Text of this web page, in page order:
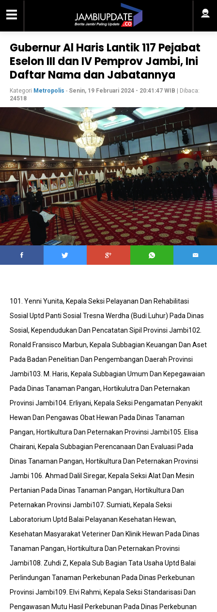
Gubernur Al Haris Lantik 117 Pejabat
Eselon III dan IV Pemprov Jambi, Ini
Daftar Nama dan Jabatannya
Kategori Metropolis - Senin, 19 Februari 2024 - 20:41:47 WIB | Dibaca:
24518
101. Yenni Yunita, Kepala Seksi Pelayanan Dan Rehabilitasi
Sosial Uptd Panti Sosial Tresna Werdha (Budi Luhur) Pada Dinas
Sosial, Kependudukan Dan Pencatatan Sipil Provinsi Jambi102.
Ronald Fransisco Marbun, Kepala Subbagian Keuangan Dan Aset
Pada Badan Penelitian Dan Pengembangan Daerah Provinsi
Jambi103. M. Haris, Kepala Subbagian Umum Dan Kepegawaian
Pada Dinas Tanaman Pangan, Hortikulutra Dan Peternakan
Provinsi Jambi104. Erliyani, Kepala Seksi Pengamatan Penyakit
Hewan Dan Pengawas Obat Hewan Pada Dinas Tanaman
Pangan, Hortikultura Dan Peternakan Provinsi Jambi105. Elisa
Chairani, Kepala Subbagian Perencanaan Dan Evaluasi Pada
Dinas Tanaman Pangan, Hortikultura Dan Peternakan Provinsi
Jambi 106. Ahmad Dalil Siregar, Kepala Seksi Alat Dan Mesin
Pertanian Pada Dinas Tanaman Pangan, Hortikultura Dan
Peternakan Provinsi Jambi107. Sumiati, Kepala Seksi
Laboratorium Uptd Balai Pelayanan Kesehatan Hewan,
Kesehatan Masyarakat Veteriner Dan Klinik Hewan Pada Dinas
Tanaman Pangan, Hortikultura Dan Peternakan Provinsi
Jambi108. Zuhdi Z, Kepala Sub Bagian Tata Usaha Uptd Balai
Perlindungan Tanaman Perkebunan Pada Dinas Perkebunan
Provinsi Jambi109. Elvi Rahmi, Kepala Seksi Standarisasi Dan
Pengawasan Mutu Hasil Perkebunan Pada Dinas Perkebunan